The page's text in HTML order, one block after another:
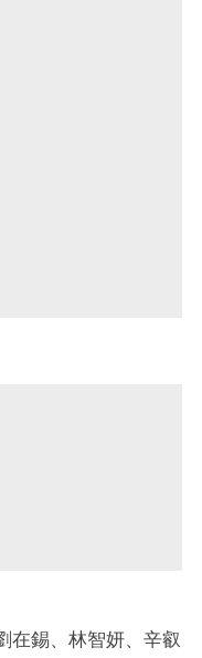
在錫、林智妍、辛叡